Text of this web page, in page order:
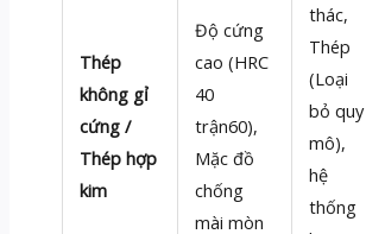
Thép
không gỉ
cứng /
Thép hợp
kim
Độ cứng
cao (HRC
40
trận60),
Mặc đồ
chống
mài mòn
thác,
Thép
(Loại
bỏ quy
mô),
hệ
thống